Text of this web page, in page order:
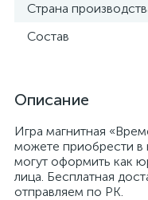
Страна
Состав
Описание
Игра магнитная
можете приобрести в
могут оформить как
лица. Бесплатная
отправляем по РК.